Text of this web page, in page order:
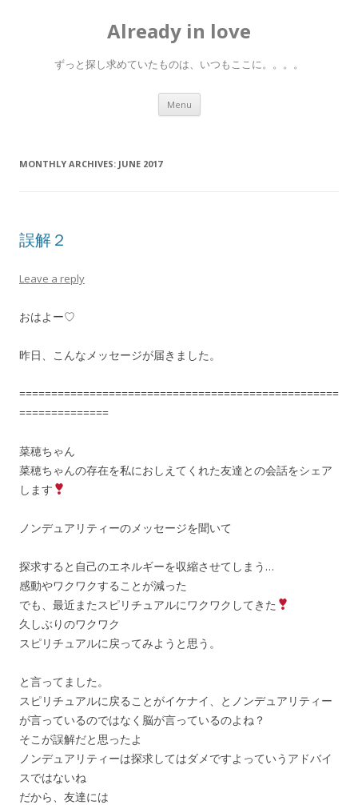
Already in love
ずっと探し求めていたものは、いつもここに。。。。
Menu Skip
content
MONTHLY ARCHIVES: JUNE 2017
誤解２
Leave a reply
おはよー♡
昨日、こんなメッセージが届きました。
==================================================
==============
菜穂ちゃん
菜穂ちゃんの存在を私におしえてくれた友達との会話をシェア
します
ノンデュアリティーのメッセージを聞いて
探求すると自己のエネルギーを収縮させてしまう…
感動やワクワクすることが減った
でも、最近またスピリチュアルにワクワクしてきた
久しぶりのワクワク
スピリチュアルに戻ってみようと思う。
と言ってました。
スピリチュアルに戻ることがイケナイ、とノンデュアリティー
が言っているのではなく脳が言っているのよね？
そこが誤解だと思ったよ
ノンデュアリティーは探求してはダメですよっていうアドバイ
スではないね
だから、友達には